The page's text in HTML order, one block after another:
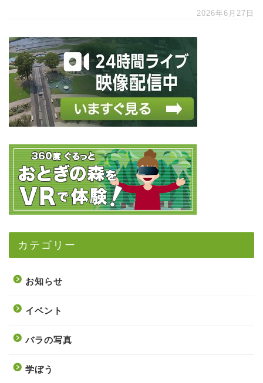
2026年6月27日
カテゴリー
お知らせ
イベント
バラの写真
学ぼう